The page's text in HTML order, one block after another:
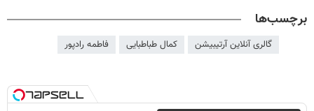
برچسب‌ها
گالری آنلاین آرتیبیشن کمال طباطبایی فاطمه رادپور